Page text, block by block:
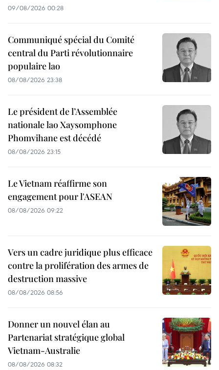
09/08/2026 00:28
Communiqué spécial du Comité
central du Parti révolutionnaire
populaire lao
08/08/2026 23:38
Le président de l’Assemblée
nationale lao Xaysomphone
Phomvihane est décédé
08/08/2026 23:15
Le Vietnam réaffirme son
engagement pour l'ASEAN
08/08/2026 09:22
Vers un cadre juridique plus efficace
contre la prolifération des armes de
destruction massive
08/08/2026 08:56
Donner un nouvel élan au
Partenariat stratégique global
Vietnam-Australie
08/08/2026 08:32